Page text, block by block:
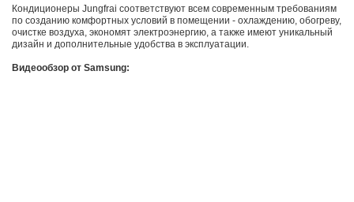
Кондиционеры Jungfrai соответствуют всем современным требованиям
по созданию комфортных условий в помещении - охлаждению, обогреву,
очистке воздуха, экономят электроэнергию, а также имеют уникальный
дизайн и дополнительные удобства в эксплуатации.
Видеообзор от Samsung: